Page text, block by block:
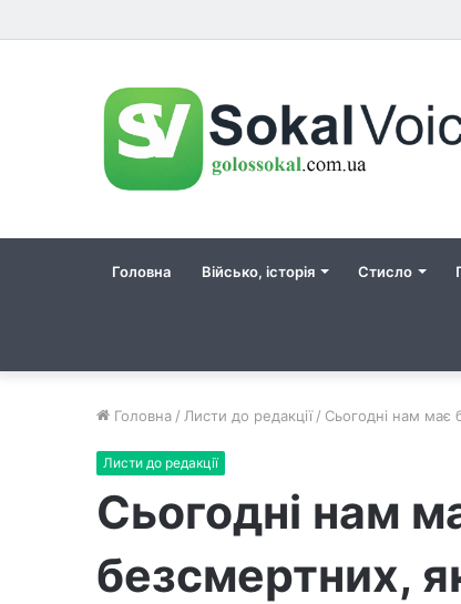
Головна Військо, історія Стисло
Головна / Листи до редакції / Сьогодні нам має
Листи до редакції
Сьогодні нам
безсмертних,